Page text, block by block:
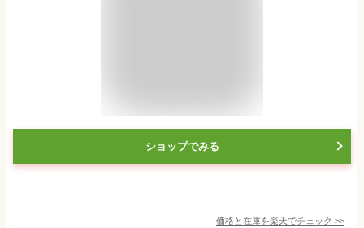
ショップでみる
価格と在庫を楽天でチェック >>